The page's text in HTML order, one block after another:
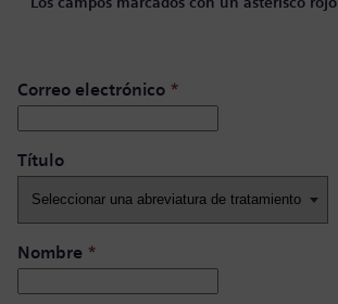
Correo electrónico *
Título ​
Nombre *